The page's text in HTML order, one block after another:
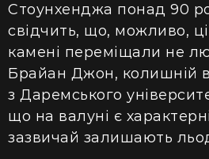
Стоунхенджа понад 90
свідчить, що, можливо,
камені переміщали не
Брайан Джон, колишній
з Даремського
що на валуні є
зазвичай залишають